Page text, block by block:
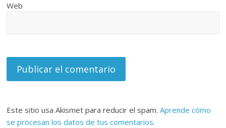
Web
Este sitio usa Akismet para reducir el spam.Aprende cómo
se procesan los datos de tus comentarios.